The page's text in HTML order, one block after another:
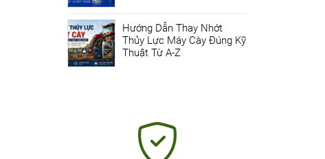
Hướng Dẫn Thay Nhớt
Thủy Lực Máy Cày Đúng Kỹ
Thuật Từ A-Z